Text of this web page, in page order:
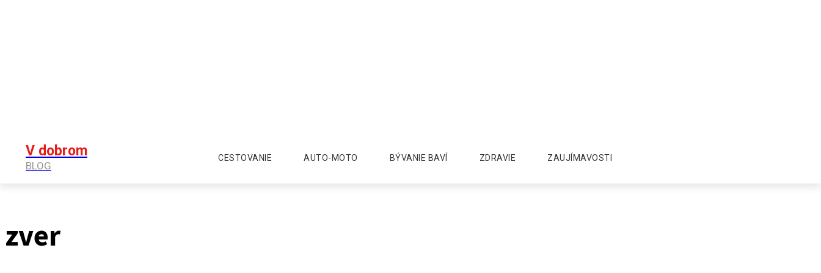
V dobrom
BLOG
CESTOVANIE AUTO-MOTO BÝVANIE BAVÍ ZDRAVIE ZAUJÍMAVOSTI
zver